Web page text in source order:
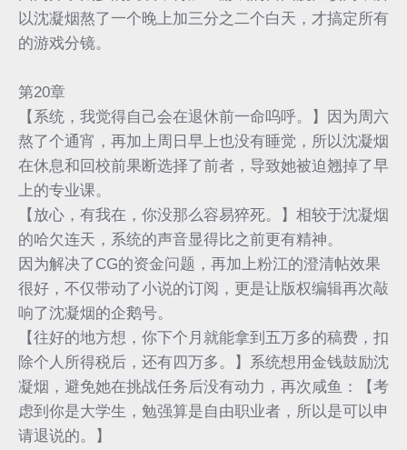
以沈凝烟熬了一个晚上加三分之二个白天，才搞定所有
的游戏分镜。
第20章
【系统，我觉得自己会在退休前一命呜呼。】因为周六
熬了个通宵，再加上周日早上也没有睡觉，所以沈凝烟
在休息和回校前果断选择了前者，导致她被迫翘掉了早
上的专业课。
【放心，有我在，你没那么容易猝死。】相较于沈凝烟
的哈欠连天，系统的声音显得比之前更有精神。
因为解决了CG的资金问题，再加上粉江的澄清帖效果
很好，不仅带动了小说的订阅，更是让版权编辑再次敲
响了沈凝烟的企鹅号。
【往好的地方想，你下个月就能拿到五万多的稿费，扣
除个人所得税后，还有四万多。】系统想用金钱鼓励沈
凝烟，避免她在挑战任务后没有动力，再次咸鱼：【考
虑到你是大学生，勉强算是自由职业者，所以是可以申
请退说的。】